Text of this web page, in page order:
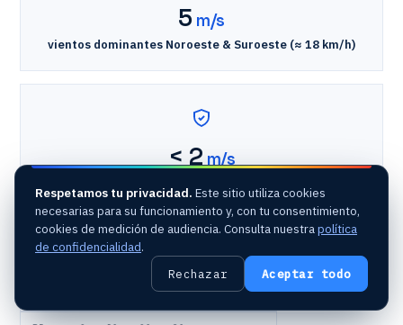
5 m/s
vientos dominantes Noroeste & Suroeste (≈ 18 km/h)
< 2 m/s
confort
· barrio modelizado
· 5 m/s (≈ 18 km/h)
Respetamos tu privacidad. Este sitio utiliza cookies
necesarias para su funcionamiento y, con tu consentimiento,
cookies de medición de audiencia. Consulta nuestrapolítica
de confidencialidad.
Rechazar Aceptar todo